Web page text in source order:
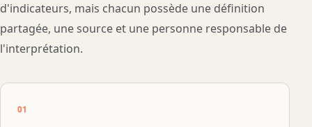
d'indicateurs, mais chacun possède une définition
partagée, une source et une personne responsable de
l'interprétation.
01